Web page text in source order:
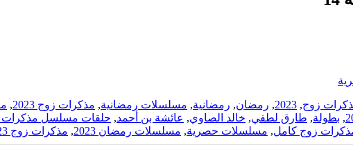
زوج,
2023
, رمضان, رمضانية, مسلسلات رمضانية, مذكرات زوج 2023 ,
, بطولة, طارق لطفي, خالد الصاوي, عائشة بن أحمد, حلقات مسلسل مذكرات
زوج كامل, مسلسلات حصرية, مسلسلات رمضان 2023 , مذكرات زوج 2023 كامل